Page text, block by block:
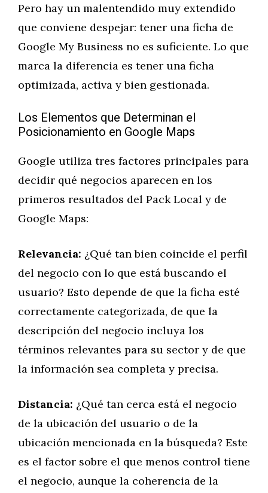
Pero hay un malentendido muy extendido
que conviene despejar: tener una ficha de
Google My Business no es suficiente. Lo que
marca la diferencia es tener una ficha
optimizada, activa y bien gestionada.
Los Elementos que Determinan el
Posicionamiento en Google Maps
Google utiliza tres factores principales para
decidir qué negocios aparecen en los
primeros resultados del Pack Local y de
Google Maps:
Relevancia: ¿Qué tan bien coincide el perfil
del negocio con lo que está buscando el
usuario? Esto depende de que la ficha esté
correctamente categorizada, de que la
descripción del negocio incluya los
términos relevantes para su sector y de que
la información sea completa y precisa.
Distancia: ¿Qué tan cerca está el negocio
de la ubicación del usuario o de la
ubicación mencionada en la búsqueda? Este
es el factor sobre el que menos control tiene
el negocio, aunque la coherencia de la